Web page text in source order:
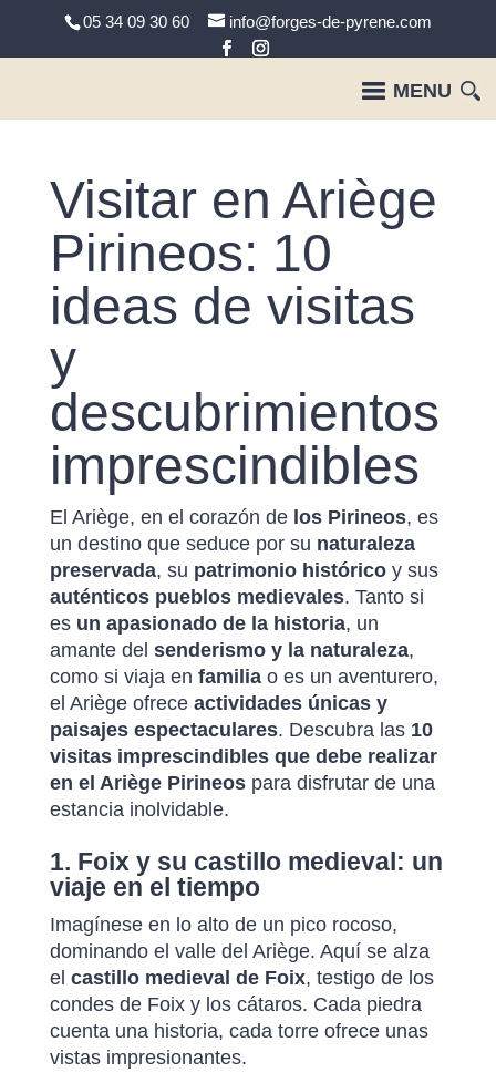
05 34 09 30 60 info@forges-de-pyrene.com
Visitar en Ariège
Pirineos: 10
ideas de visitas
y
descubrimientos
imprescindibles
El Ariège, en el corazón de los Pirineos, es
un destino que seduce por su naturaleza
preservada, su patrimonio históricoy sus
auténticos pueblos medievales. Tanto si
es un apasionado de la historia, un
amante del senderismo y la naturaleza,
como si viaja en familiao es un aventurero,
el Ariège ofrece actividades únicas y
paisajes espectaculares. Descubra las 10
visitas imprescindibles que debe realizar
en el Ariège Pirineospara disfrutar de una
estancia inolvidable.
1. Foix y su castillo medieval: un
viaje en el tiempo
Imagínese en lo alto de un pico rocoso,
dominando el valle del Ariège. Aquí se alza
el castillo medieval de Foix, testigo de los
condes de Foix y los cátaros. Cada piedra
cuenta una historia, cada torre ofrece unas
vistas impresionantes.